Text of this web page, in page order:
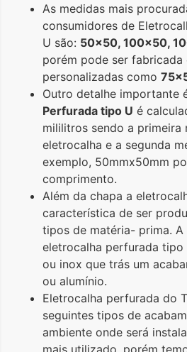
As medidas mais
consumidores de
U são: 50×50, 100×50,
porém pode ser fabricada
personalizadas como
Outro detalhe importante
Perfurada tipo U é
mililitros sendo a primeira
eletrocalha e a segunda
exemplo, 50mmx50mm
comprimento.
Além da chapa a
característica de ser
tipos de matéria- prima. A
eletrocalha perfurada tipo
ou inox que trás um
ou alumínio.
Eletrocalha perfurada do
seguintes tipos de
ambiente onde será
mais utilizado, porém